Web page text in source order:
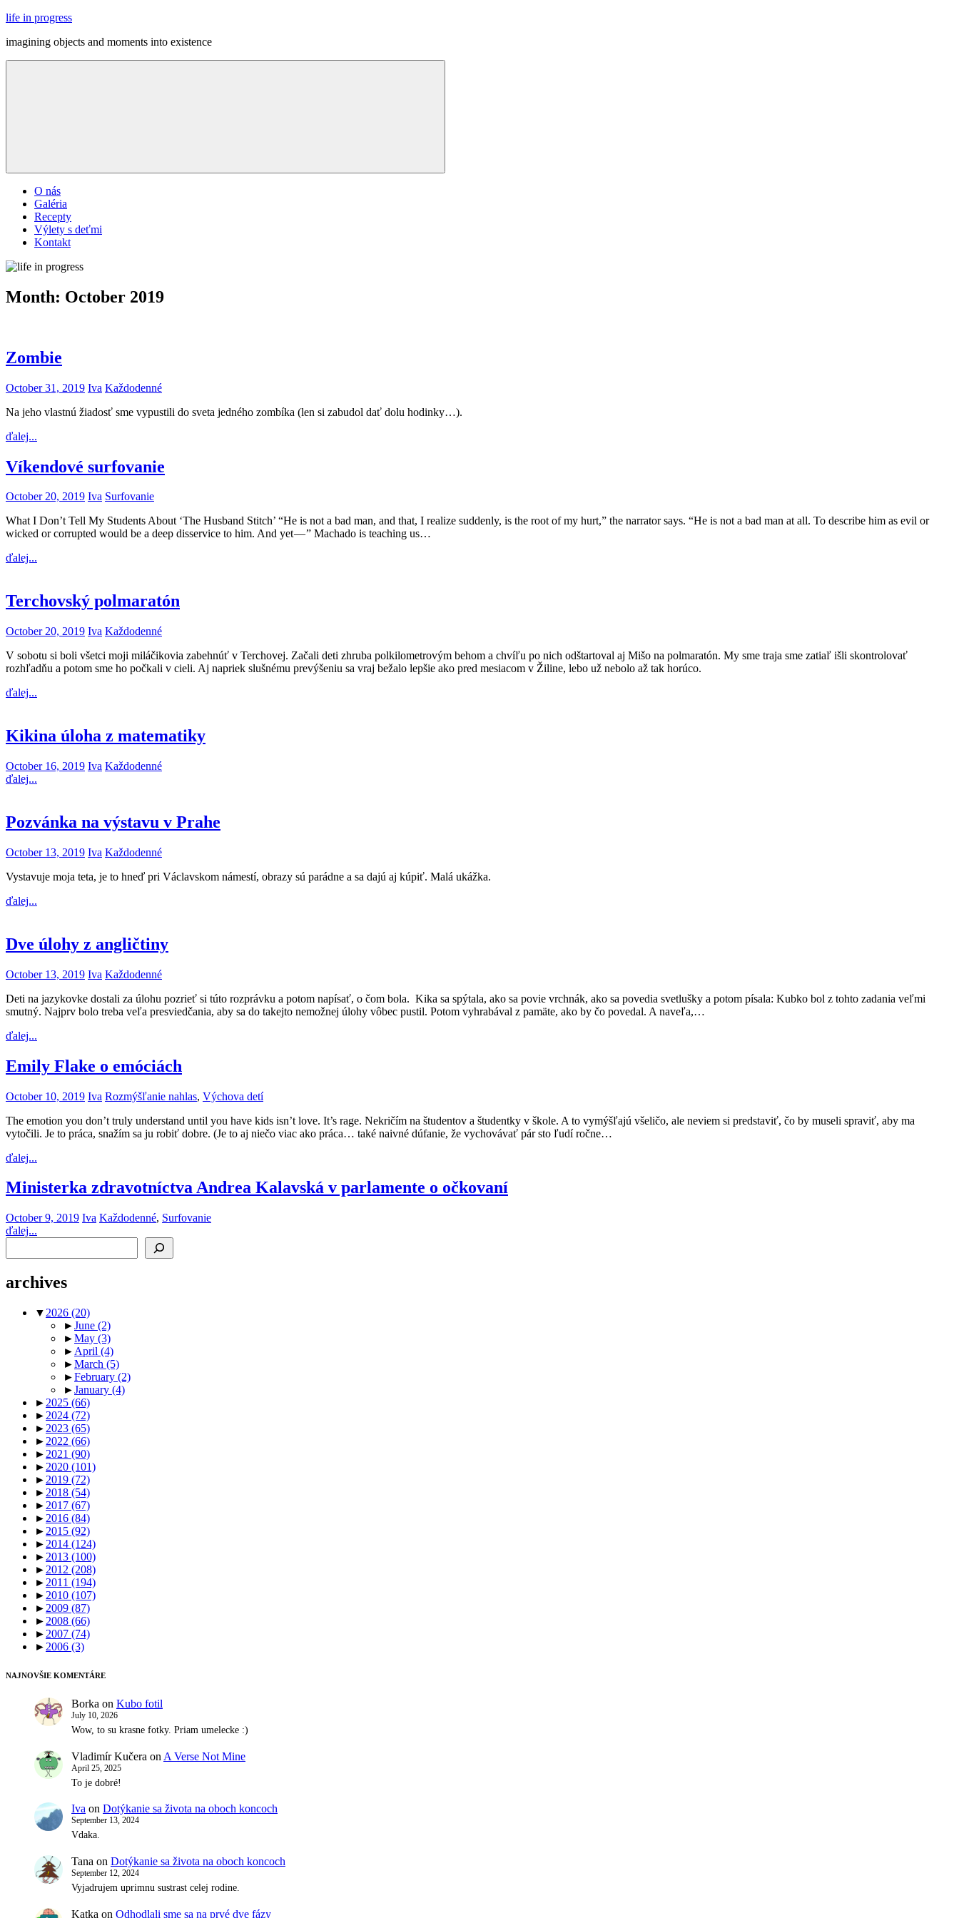
Skip
content
life in progress
imagining objects and moments into existence
Menu
O nás
Galéria
Recepty
Výlety s deťmi
Kontakt
Month: October 2019
Zombie
October 31, 2019 Iva Každodenné
Na jeho vlastnú žiadosť sme vypustili do sveta jedného zombíka (len si zabudol dať dolu hodinky…).
ďalej...
Víkendové surfovanie
October 20, 2019 Iva Surfovanie
What I Don’t Tell My Students About ‘The Husband Stitch’ “He is not a bad man, and that, I realize suddenly, is the root of my hurt,” the narrator says. “He is not a bad man at all. To describe him as evil or
wicked or corrupted would be a deep disservice to him. And yet — ” Machado is teaching us…
ďalej...
Terchovský polmaratón
October 20, 2019 Iva Každodenné
V sobotu si boli všetci moji miláčikovia zabehnúť v Terchovej. Začali deti zhruba polkilometrovým behom a chvíľu po nich odštartoval aj Mišo na polmaratón. My sme traja sme zatiaľ išli skontrolovať
rozhľadňu a potom sme ho počkali v cieli. Aj napriek slušnému prevýšeniu sa vraj bežalo lepšie ako pred mesiacom v Žiline, lebo už nebolo až tak horúco.
ďalej...
Kikina úloha z matematiky
October 16, 2019 Iva Každodenné
ďalej...
Pozvánka na výstavu v Prahe
October 13, 2019 Iva Každodenné
Vystavuje moja teta, je to hneď pri Václavskom námestí, obrazy sú parádne a sa dajú aj kúpiť. Malá ukážka.
ďalej...
Dve úlohy z angličtiny
October 13, 2019 Iva Každodenné
Deti na jazykovke dostali za úlohu pozrieť si túto rozprávku a potom napísať, o čom bola. Kika sa spýtala, ako sa povie vrchnák, ako sa povedia svetlušky a potom písala: Kubko bol z tohto zadania veľmi
smutný. Najprv bolo treba veľa presviedčania, aby sa do takejto nemožnej úlohy vôbec pustil. Potom vyhrabával z pamäte, ako by čo povedal. A naveľa,…
ďalej...
Emily Flake o emóciách
October 10, 2019 Iva Rozmýšľanie nahlas, Výchova detí
The emotion you don’t truly understand until you have kids isn’t love. It’s rage. Nekričím na študentov a študentky v škole. A to vymýšľajú všeličo, ale neviem si predstaviť, čo by museli spraviť, aby ma
vytočili. Je to práca, snažím sa ju robiť dobre. (Je to aj niečo viac ako práca… také naivné dúfanie, že vychovávať pár sto ľudí ročne…
ďalej...
Ministerka zdravotníctva Andrea Kalavská v parlamente o očkovaní
October 9, 2019 Iva Každodenné, Surfovanie
ďalej...
archives
▼ 2026 (20)
►June (2)
►May (3)
► April (4)
►March (5)
►February (2)
►January (4)
► 2025 (66)
► 2024 (72)
► 2023 (65)
► 2022 (66)
► 2021 (90)
► 2020 (101)
► 2019 (72)
► 2018 (54)
► 2017 (67)
► 2016 (84)
► 2015 (92)
► 2014 (124)
► 2013 (100)
► 2012 (208)
► 2011 (194)
► 2010 (107)
► 2009 (87)
► 2008 (66)
► 2007 (74)
► 2006 (3)
NAJNOVŠIE KOMENTÁRE
Borka on Kubo fotil
July 10, 2026
Wow, to su krasne fotky. Priam umelecke :)
Vladimír Kučera on A Verse Not Mine
April 25, 2025
To je dobré!
Iva on Dotýkanie sa života na oboch koncoch
September 13, 2024
Vdaka.
Tana on Dotýkanie sa života na oboch koncoch
September 12, 2024
Vyjadrujem uprimnu sustrast celej rodine.
Katka on Odhodlali sme sa na prvé dve fázy